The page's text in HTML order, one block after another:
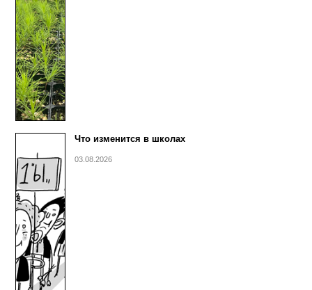
Что изменится в школах
03.08.2026